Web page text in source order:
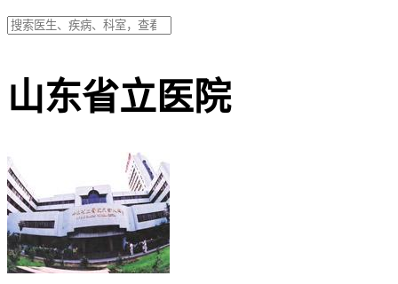
山东省立医院